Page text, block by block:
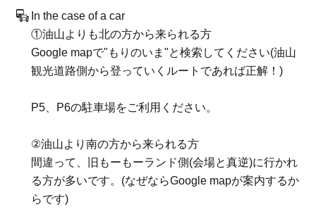
In the case of a car
①油山よりも北の方から来られる方
Google mapで"もりのいま"と検索してください(油山
観光道路側から登っていくルートであれば正解！)
P5、P6の駐車場をご利用ください。
②油山より南の方から来られる方
間違って、旧もーもーランド側(会場と真逆)に行かれ
る方が多いです。(なぜならGoogle mapが案内するか
らです)